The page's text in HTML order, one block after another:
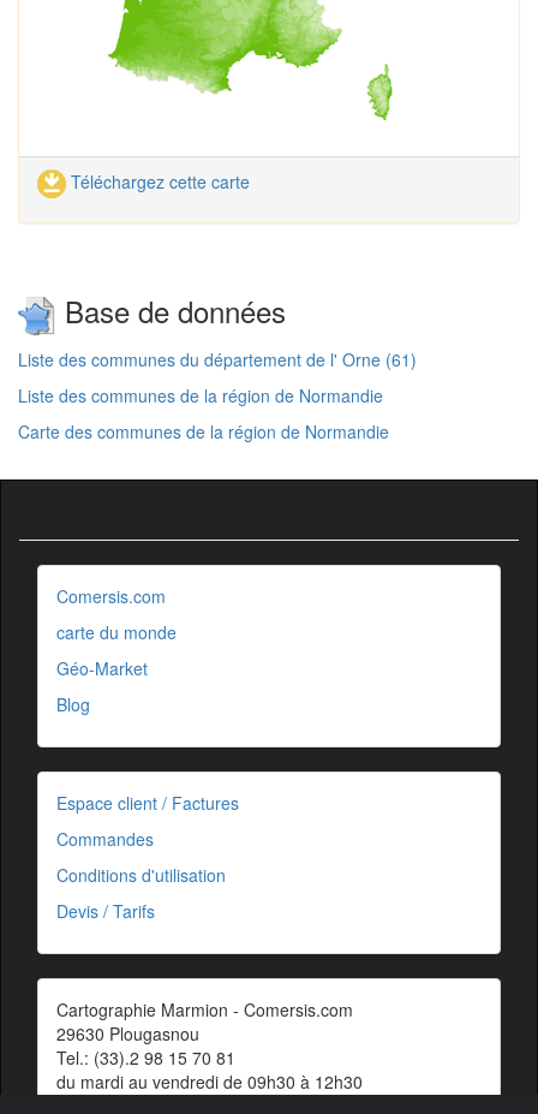
Téléchargez cette carte
Base de données
Liste des communes du département de l' Orne (61)
Liste des communes de la région de Normandie
Carte des communes de la région de Normandie
Comersis.com
carte du monde
Géo-Market
Blog
Espace client / Factures
Commandes
Conditions d'utilisation
Devis / Tarifs
Cartographie Marmion - Comersis.com
29630 Plougasnou
Tel.: (33).2 98 15 70 81
du mardi au vendredi de 09h30 à 12h30